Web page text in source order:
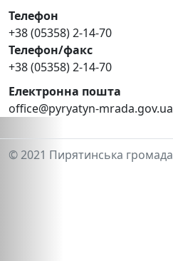
Телефон
+38 (05358) 2-14-70
Телефон/факс
+38 (05358) 2-14-70
Електронна пошта
office@pyryatyn-mrada.gov.ua
© 2021 Пирятинська громада